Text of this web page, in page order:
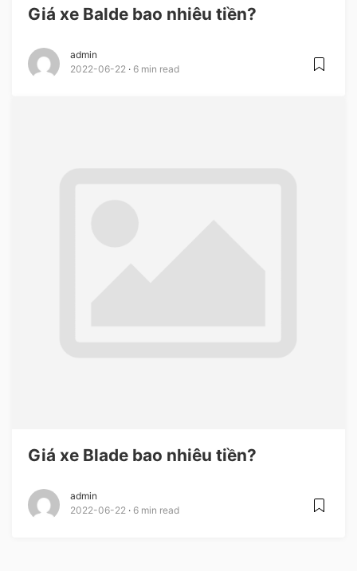
Giá xe Balde bao nhiêu tiền?
admin
2022-06-22
6 min read
Giá xe Blade bao nhiêu tiền?
admin
2022-06-22
6 min read